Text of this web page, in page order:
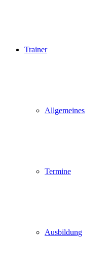
Trainer
Allgemeines
Termine
Ausbildung